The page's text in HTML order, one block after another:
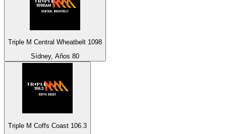
Triple M Central Wheatbelt 1098
Sídney, Años 80
Triple M Coffs Coast 106.3